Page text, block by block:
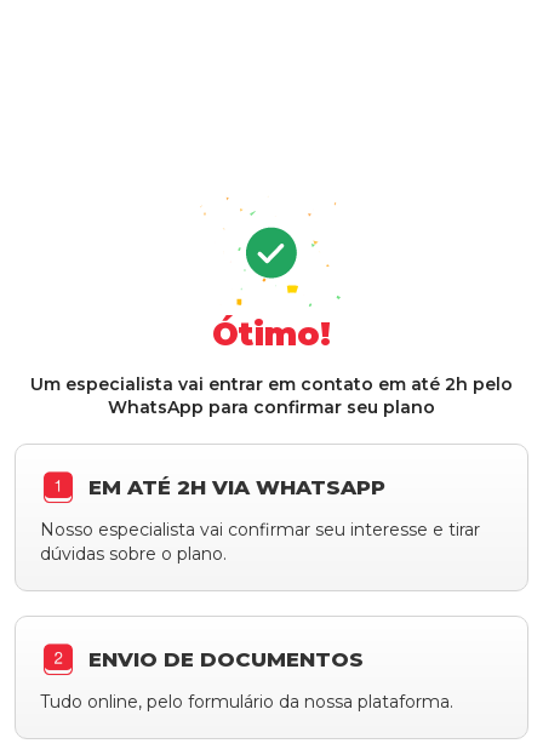
Ótimo!
Um especialista vai entrar em contato em até 2h pelo
WhatsApp para confirmar seu plano
EM ATÉ 2H VIA WHATSAPP
Nosso especialista vai confirmar seu interesse e tirar
dúvidas sobre o plano.
ENVIO DE DOCUMENTOS
Tudo online, pelo formulário da nossa plataforma.